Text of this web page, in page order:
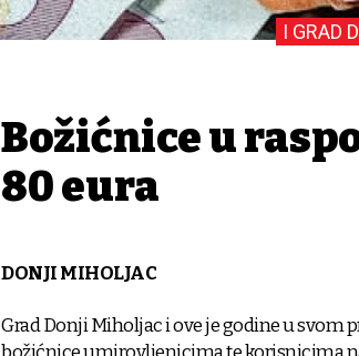
I GRAD
Božićnice u
80 eura
DONJI MIHOLJAC
Grad Donji Miholjac i ove je godine u svom